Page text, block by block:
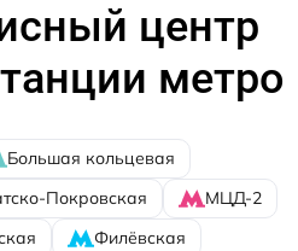
центр
метро
Большая кольцевая
Покровская
МЦД-2
Филёвская